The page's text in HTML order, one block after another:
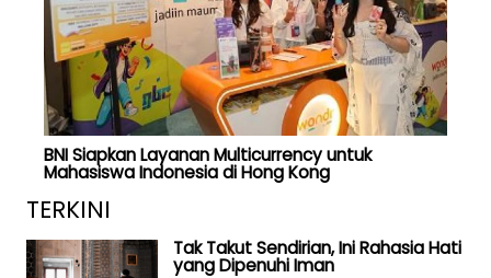
BNI Siapkan Layanan Multicurrency untuk
Mahasiswa Indonesia di Hong Kong
TERKINI
Tak Takut Sendirian, Ini Rahasia Hati
yang Dipenuhi Iman